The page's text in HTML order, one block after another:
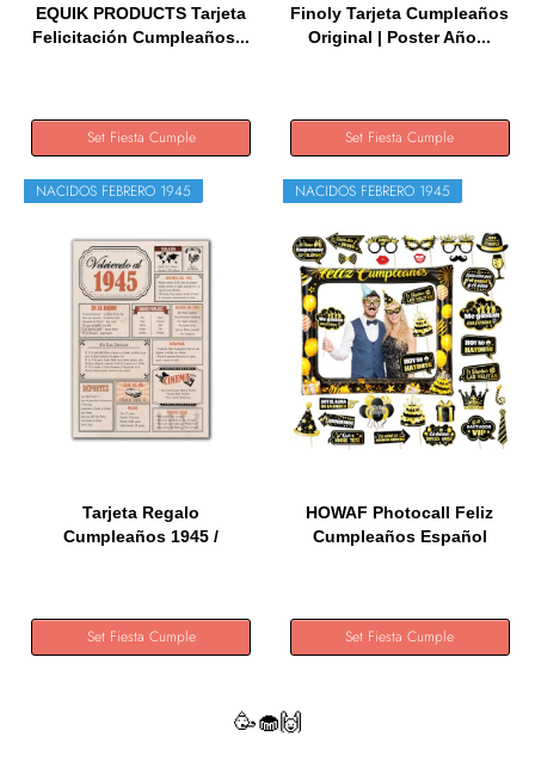
EQUIK PRODUCTS Tarjeta
Felicitación Cumpleaños...
Set Fiesta Cumple
Finoly Tarjeta Cumpleaños
Original | Poster Año...
Set Fiesta Cumple
NACIDOS FEBRERO 1945
Tarjeta Regalo
Cumpleaños 1945 /
Set Fiesta Cumple
NACIDOS FEBRERO 1945
HOWAF Photocall Feliz
Cumpleaños Español
Set Fiesta Cumple
🥳🧁🙌